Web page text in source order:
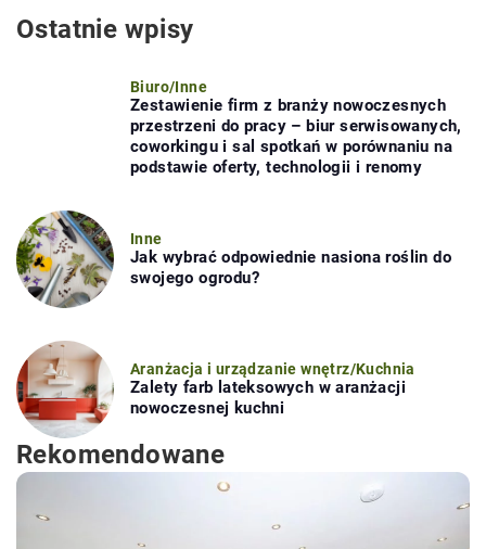
Ostatnie wpisy
Biuro/Inne
Zestawienie firm z branży nowoczesnych
przestrzeni do pracy – biur serwisowanych,
coworkingu i sal spotkań w porównaniu na
podstawie oferty, technologii i renomy
Inne
Jak wybrać odpowiednie nasiona roślin do
swojego ogrodu?
Aranżacja i urządzanie wnętrz/Kuchnia
Zalety farb lateksowych w aranżacji
nowoczesnej kuchni
Rekomendowane